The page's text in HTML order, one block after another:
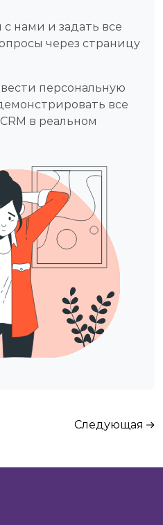
нами и задать все
через страницу
персональную
все
в реальном
Следующая